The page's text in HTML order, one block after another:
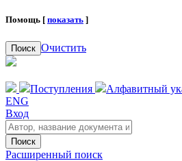
Помощь [ показать ]
Поиск Очистить
Поступления Алфавитный
ENG
Вход
Поиск
Расширенный поиск